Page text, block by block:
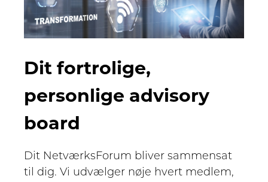
Dit fortrolige,
personlige advisory
board
Dit NetværksForum bliver sammensat
til dig. Vi udvælger nøje hvert medlem,